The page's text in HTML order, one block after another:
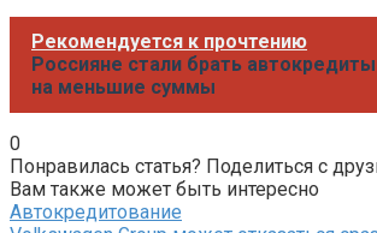
Рекомендуется к прочтению
Россияне стали брать автокредиты
на меньшие суммы
0
Понравилась статья? Поделиться с
Вам также может быть интересно
Автокредитование